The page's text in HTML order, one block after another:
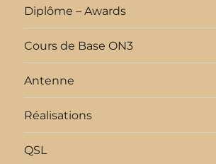
Diplôme – Awards
Cours de Base ON3
Antenne
Réalisations
QSL